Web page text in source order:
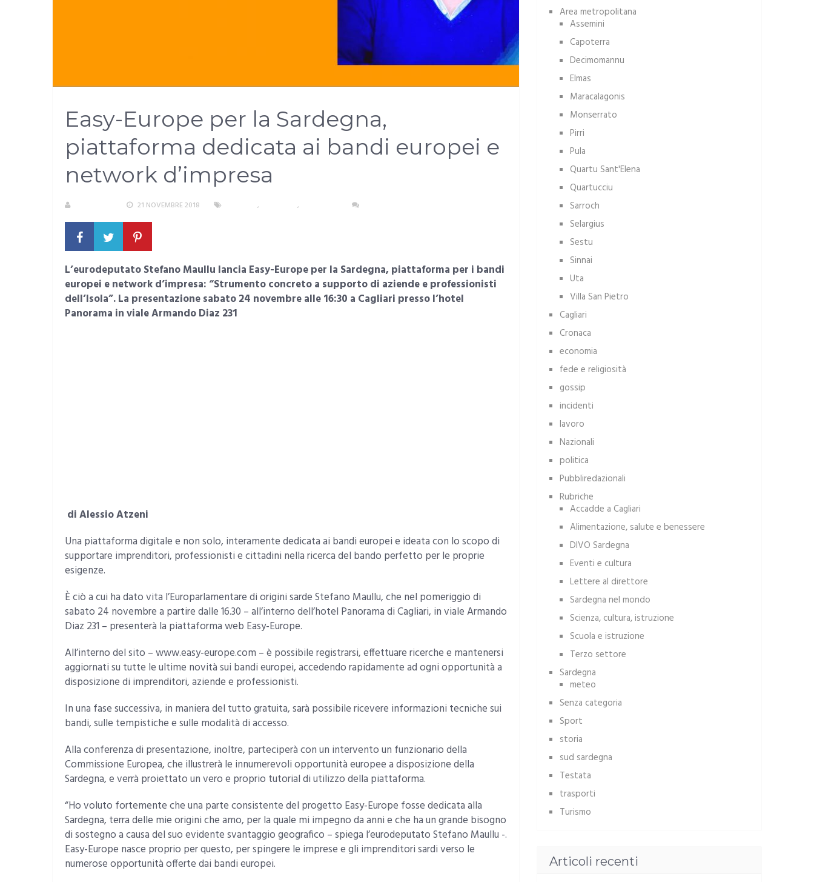
Easy-Europe per la Sardegna,
piattaforma dedicata ai bandi europei e
network d’impresa
21 NOVEMBRE 2018 , ,
L’eurodeputato Stefano Maullu lancia Easy-Europe per la Sardegna, piattaforma per i bandi
europei e network d’impresa: “Strumento concreto a supporto di aziende e professionisti
dell’Isola”.La presentazione sabato 24 novembre alle 16:30 a Cagliari presso l’hotel
Panorama in viale Armando Diaz 231
di Alessio Atzeni
Una piattaforma digitale e non solo, interamente dedicata ai bandi europei e ideata con lo scopo di
supportare imprenditori, professionisti e cittadini nella ricerca del bando perfetto per le proprie
esigenze.
È ciò a cui ha dato vita l’Europarlamentare di origini sarde Stefano Maullu, che nel pomeriggio di
sabato 24 novembre a partire dalle 16.30 – all’interno dell’hotel Panorama di Cagliari, in viale Armando
Diaz 231 – presenterà la piattaforma web Easy-Europe.
All’interno del sito – www.easy-europe.com – è possibile registrarsi, effettuare ricerche e mantenersi
aggiornati su tutte le ultime novità sui bandi europei, accedendo rapidamente ad ogni opportunità a
disposizione di imprenditori, aziende e professionisti.
In una fase successiva, in maniera del tutto gratuita, sarà possibile ricevere informazioni tecniche sui
bandi, sulle tempistiche e sulle modalità di accesso.
Alla conferenza di presentazione, inoltre, parteciperà con un intervento un funzionario della
Commissione Europea, che illustrerà le innumerevoli opportunità europee a disposizione della
Sardegna, e verrà proiettato un vero e proprio tutorial di utilizzo della piattaforma.
“Ho voluto fortemente che una parte consistente del progetto Easy-Europe fosse dedicata alla
Sardegna, terra delle mie origini che amo, per la quale mi impegno da anni e che ha un grande bisogno
di sostegno a causa del suo evidente svantaggio geografico – spiega l’eurodeputato Stefano Maullu -.
Easy-Europe nasce proprio per questo, per spingere le imprese e gli imprenditori sardi verso le
numerose opportunità offerte dai bandi europei.
Area metropolitana
Assemini
Capoterra
Decimomannu
Elmas
Maracalagonis
Monserrato
Pirri
Pula
Quartu Sant'Elena
Quartucciu
Sarroch
Selargius
Sestu
Sinnai
Uta
Villa San Pietro
Cagliari
Cronaca
economia
fede e religiosità
gossip
incidenti
lavoro
Nazionali
politica
Pubbliredazionali
Rubriche
Accadde a Cagliari
Alimentazione, salute e benessere
DIVO Sardegna
Eventi e cultura
Lettere al direttore
Sardegna nel mondo
Scienza, cultura, istruzione
Scuola e istruzione
Terzo settore
Sardegna
meteo
Senza categoria
Sport
storia
sud sardegna
Testata
trasporti
Turismo
Articoli recenti